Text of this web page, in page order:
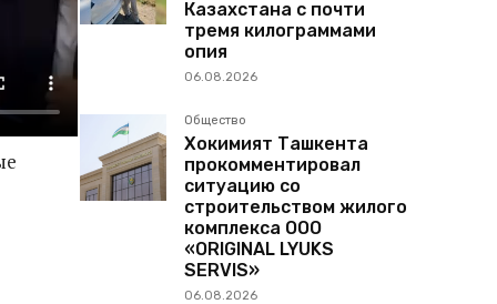
Казахстана с почти
тремя килограммами
опия
06.08.2026
Общество
Хокимият Ташкента
прокомментировал
ситуацию со
строительством жилого
комплекса ООО
«ORIGINAL LYUKS
SERVIS»
06.08.2026